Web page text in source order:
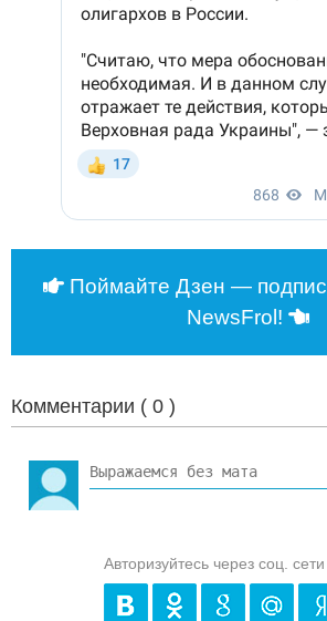
Поймайте Дзен —
NewsFrol!
Комментарии ( 0 )
Авторизуйтесь через соц. сети